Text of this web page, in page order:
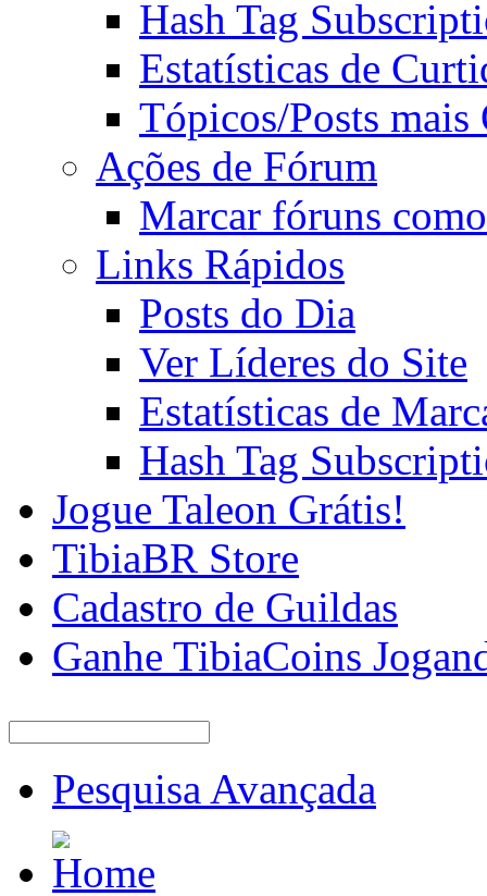
Hash Tag
Estatísticas de
Tópicos/Posts mais
Ações de Fórum
Marcar fóruns
Links Rápidos
Posts do Dia
Ver Líderes do Site
Estatísticas de
Hash Tag
Jogue Taleon Grátis!
TibiaBR Store
Cadastro de Guildas
Ganhe TibiaCoins
Pesquisa Avançada